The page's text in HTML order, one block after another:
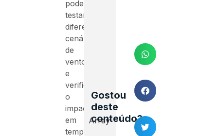
podem
testar
diferentes
cenários
de
vento
e
verificar
o
impacto
em
tempo
Gostou
deste
conteúdo?
Array